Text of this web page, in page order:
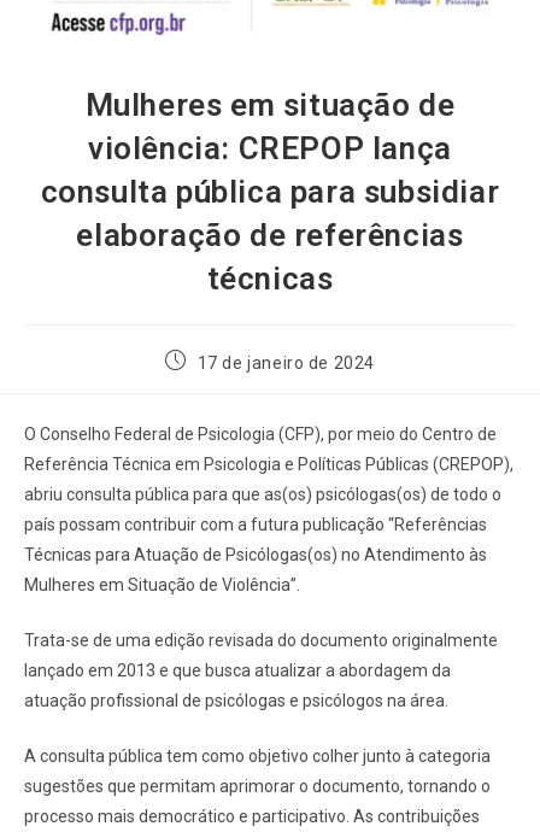
Mulheres em situação de
violência: CREPOP lança
consulta pública para subsidiar
elaboração de referências
técnicas
17 de janeiro de 2024
O Conselho Federal de Psicologia (CFP), por meio do Centro de
Referência Técnica em Psicologia e Políticas Públicas (CREPOP),
abriu consulta pública para que as(os) psicólogas(os) de todo o
país possam contribuir com a futura publicação “Referências
Técnicas para Atuação de Psicólogas(os) no Atendimento às
Mulheres em Situação de Violência”.
Trata-se de uma edição revisada do documento originalmente
lançado em 2013 e que busca atualizar a abordagem da
atuação profissional de psicólogas e psicólogos na área.
A consulta pública tem como objetivo colher junto à categoria
sugestões que permitam aprimorar o documento, tornando o
processo mais democrático e participativo. As contribuições